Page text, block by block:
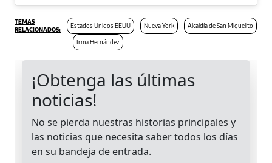
Estados Unidos EEUU Nueva York Alcaldía de San Miguelito
Irma Hernández